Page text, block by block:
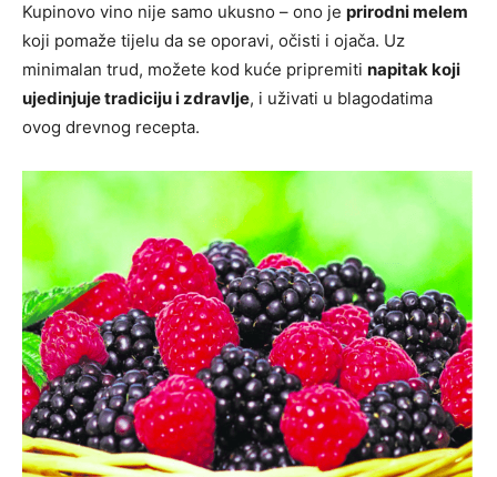
Kupinovo vino nije samo ukusno – ono je prirodni melem
koji pomaže tijelu da se oporavi, očisti i ojača. Uz
minimalan trud, možete kod kuće pripremiti napitak koji
ujedinjuje tradiciju i zdravlje, i uživati u blagodatima
ovog drevnog recepta.